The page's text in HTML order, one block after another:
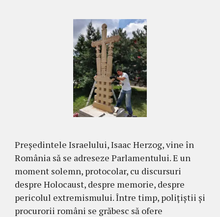
Președintele Israelului, Isaac Herzog, vine în
România să se adreseze Parlamentului. E un
moment solemn, protocolar, cu discursuri
despre Holocaust, despre memorie, despre
pericolul extremismului. Între timp, polițiștii și
procurorii români se grăbesc să ofere